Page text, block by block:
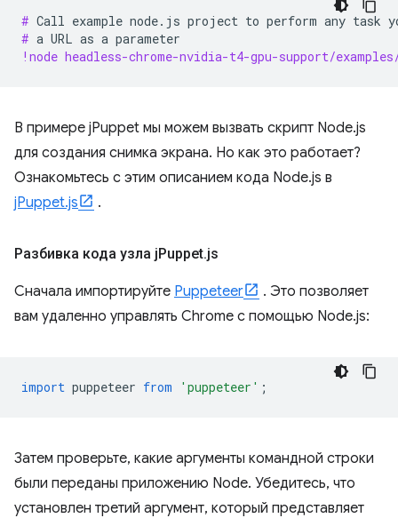
# Call example node.js project to perform any task
# a URL as a
!node headless-chrome-nvidia-t4-gpu-support/
В примере jPuppet мы можем вызвать скрипт Node.js
для создания снимка экрана. Но как это работает?
Ознакомьтесь с этим описанием кода Node.js в
jPuppet.js
.
Разбивка кода узла jPuppet.js
Сначала импортируйте Puppeteer
. Это позволяет
вам удаленно управлять Chrome с помощью Node.js:
import puppeteer from 'puppeteer' ;
Затем проверьте, какие аргументы командной строки
были переданы приложению Node. Убедитесь, что
установлен третий аргумент, который представляет